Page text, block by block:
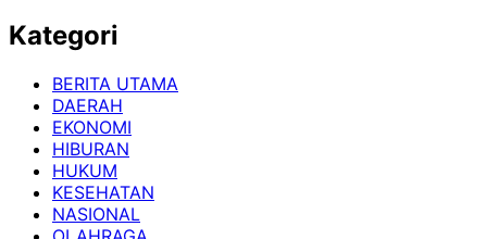
Kategori
BERITA UTAMA
DAERAH
EKONOMI
HIBURAN
HUKUM
KESEHATAN
NASIONAL